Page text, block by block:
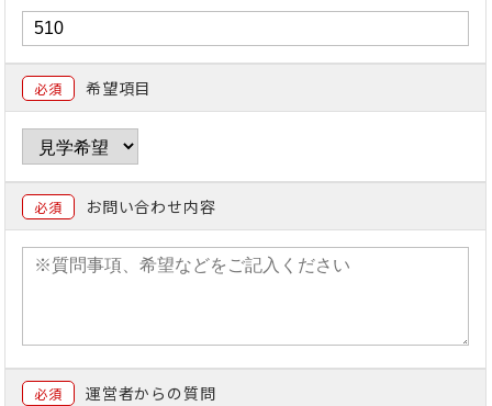
必須 希望項目
必須 お問い合わせ内容
必須 運営者からの質問